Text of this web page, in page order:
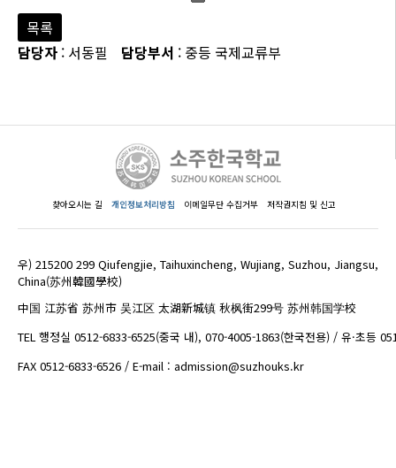
목록
담당자 : 서동필 담당부서 : 중등 국제교류부
찾아오시는 길 개인정보처리방침 이메일무단 수집거부 저작권지침 및 신고
우) 215200 299 Qiufengjie, Taihuxincheng, Wujiang, Suzhou, Jiangsu,
China(苏州韓國學校)
中国 江苏省 苏州市 吴江区 太湖新城镇 秋枫街299号 苏州韩国学校
TEL 행정실 0512-6833-6525(중국 내), 070-4005-1863(한국전용) / 유·초등
FAX 0512-6833-6526 / E-mail : admission@suzhouks.kr